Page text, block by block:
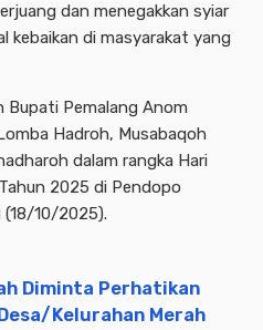
dan menegakkan syiar
kebaikan di masyarakat yang
Bupati Pemalang Anom
Hadroh, Musabaqoh
dalam rangka Hari
2025 di Pendopo
(18/10/2025).
Diminta Perhatikan
Kelurahan Merah